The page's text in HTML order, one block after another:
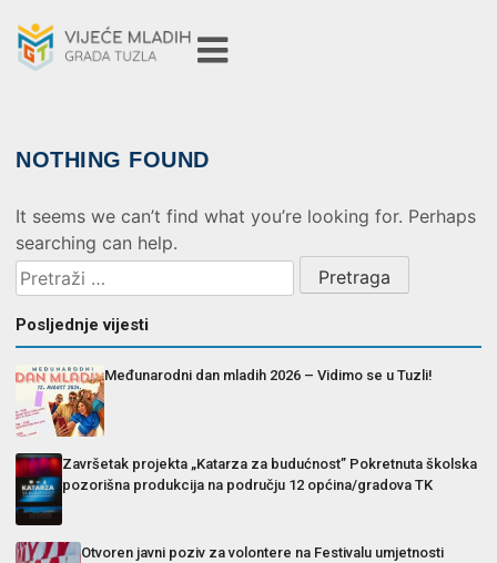
NOTHING FOUND
It seems we can’t find what you’re looking for. Perhaps
searching can help.
Posljednje vijesti
Međunarodni dan mladih 2026 – Vidimo se u Tuzli!
Završetak projekta „Katarza za budućnost” Pokretnuta školska
pozorišna produkcija na području 12 općina/gradova TK
Otvoren javni poziv za volontere na Festivalu umjetnosti